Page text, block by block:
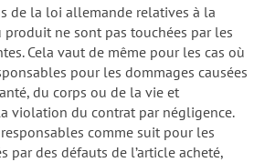
de la loi allemande relatives à la
ne sont pas touchées par les
Cela vaut de même pour les cas où
pour les dommages causées
du corps ou de la vie et
violation du contrat par négligence.
comme suit pour les
par des défauts de l’article acheté,